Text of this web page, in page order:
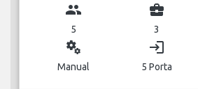
group
5
business_center
3
miscellaneous_services
Manual
login
5 Porta